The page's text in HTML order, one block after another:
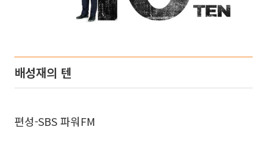
배성재의 텐
편성-SBS 파워FM